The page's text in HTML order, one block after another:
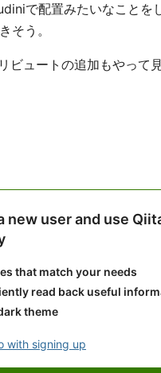
で配置みたいなことを
そう。
ビュートの追加もやって
new user and use
that match your needs
read back useful
theme
with signing up